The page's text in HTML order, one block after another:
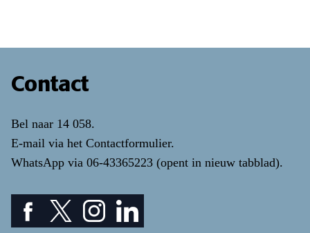
Contact
Bel naar 14 058.
E-mail via het Contactformulier.
WhatsApp via 06-43365223 (opent in nieuw tabblad).